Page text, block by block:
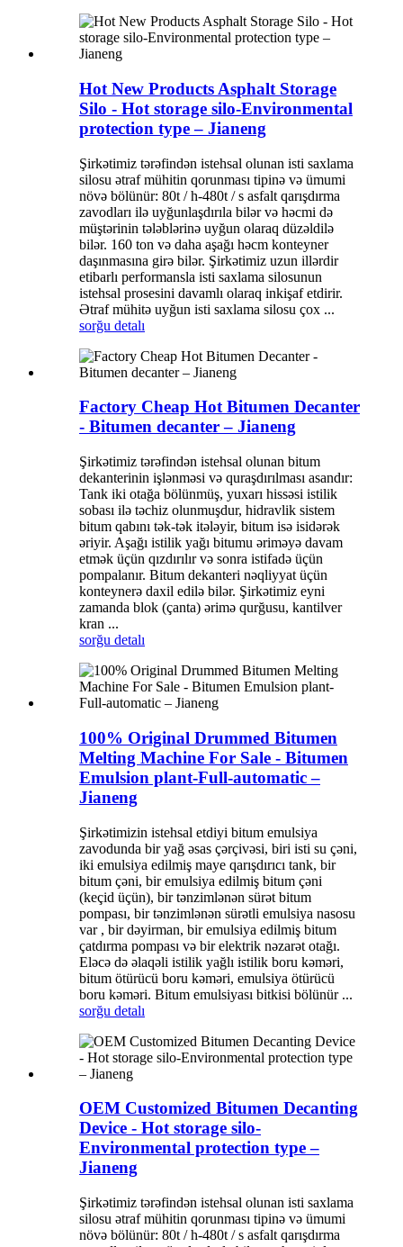
Hot New Products Asphalt Storage
Silo - Hot storage silo-Environmental
protection type – Jianeng
Şirkətimiz tərəfindən istehsal olunan isti saxlama
silosu ətraf mühitin qorunması tipinə və ümumi
növə bölünür: 80t / h-480t / s asfalt qarışdırma
zavodları ilə uyğunlaşdırıla bilər və həcmi də
müştərinin tələblərinə uyğun olaraq düzəldilə
bilər. 160 ton və daha aşağı həcm konteyner
daşınmasına girə bilər. Şirkətimiz uzun illərdir
etibarlı performansla isti saxlama silosunun
istehsal prosesini davamlı olaraq inkişaf etdirir.
Ətraf mühitə uyğun isti saxlama silosu çox ...
sorğu detalı
Factory Cheap Hot Bitumen Decanter
- Bitumen decanter – Jianeng
Şirkətimiz tərəfindən istehsal olunan bitum
dekanterinin işlənməsi və quraşdırılması asandır:
Tank iki otağa bölünmüş, yuxarı hissəsi istilik
sobası ilə təchiz olunmuşdur, hidravlik sistem
bitum qabını tək-tək itələyir, bitum isə isidərək
əriyir. Aşağı istilik yağı bitumu əriməyə davam
etmək üçün qızdırılır və sonra istifadə üçün
pompalanır. Bitum dekanteri nəqliyyat üçün
konteynerə daxil edilə bilər. Şirkətimiz eyni
zamanda blok (çanta) ərimə qurğusu, kantilver
kran ...
sorğu detalı
100% Original Drummed Bitumen
Melting Machine For Sale - Bitumen
Emulsion plant-Full-automatic –
Jianeng
Şirkətimizin istehsal etdiyi bitum emulsiya
zavodunda bir yağ əsas çərçivəsi, biri isti su çəni,
iki emulsiya edilmiş maye qarışdırıcı tank, bir
bitum çəni, bir emulsiya edilmiş bitum çəni
(keçid üçün), bir tənzimlənən sürət bitum
pompası, bir tənzimlənən sürətli emulsiya nasosu
var , bir dəyirman, bir emulsiya edilmiş bitum
çatdırma pompası və bir elektrik nəzarət otağı.
Eləcə də əlaqəli istilik yağlı istilik boru kəməri,
bitum ötürücü boru kəməri, emulsiya ötürücü
boru kəməri. Bitum emulsiyası bitkisi bölünür ...
sorğu detalı
OEM Customized Bitumen Decanting
Device - Hot storage silo-
Environmental protection type –
Jianeng
Şirkətimiz tərəfindən istehsal olunan isti saxlama
silosu ətraf mühitin qorunması tipinə və ümumi
növə bölünür: 80t / h-480t / s asfalt qarışdırma